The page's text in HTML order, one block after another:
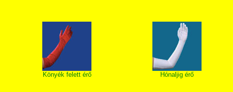
Könyék felett érő Hónaljig érő